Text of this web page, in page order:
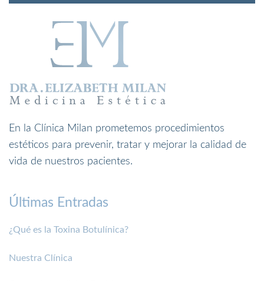
En la Clínica Milan prometemos procedimientos
estéticos para prevenir, tratar y mejorar la calidad de
vida de nuestros pacientes.
Últimas Entradas
¿Qué es la Toxina Botulínica?
Nuestra Clínica